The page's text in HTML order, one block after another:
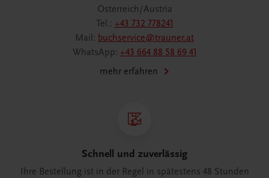
Österreich/Austria
Tel.: +43 732 778241
Mail: buchservice@trauner.at
WhatsApp: +43 664 88 58 69 41
mehr erfahren
Schnell und zuverlässig
Ihre Bestellung ist in der Regel in spätestens 48 Stunden